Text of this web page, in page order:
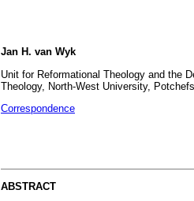
Jan H. van Wyk
Unit for Reformational Theology and the
Theology, North-West University,
Correspondence
ABSTRACT